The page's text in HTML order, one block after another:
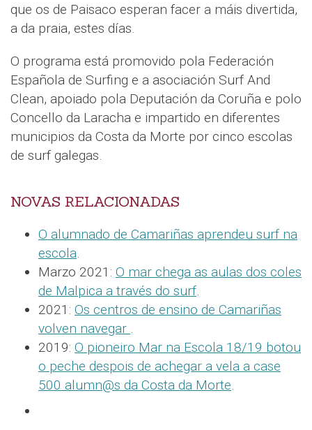
que os de Paisaco esperan facer a máis divertida,
a da praia, estes días.
O programa está promovido pola Federación
Española de Surfing e a asociación Surf And
Clean, apoiado pola Deputación da Coruña e polo
Concello da Laracha e impartido en diferentes
municipios da Costa da Morte por cinco escolas
de surf galegas.
NOVAS RELACIONADAS
O alumnado de Camariñas aprendeu surf na
escola.
Marzo 2021: O mar chega as aulas dos coles
de Malpica a través do surf.
2021: Os centros de ensino de Camariñas
volven navegar .
2019: O pioneiro Mar na Escola 18/19 botou
o peche despois de achegar a vela a case
500 alumn@s da Costa da Morte.